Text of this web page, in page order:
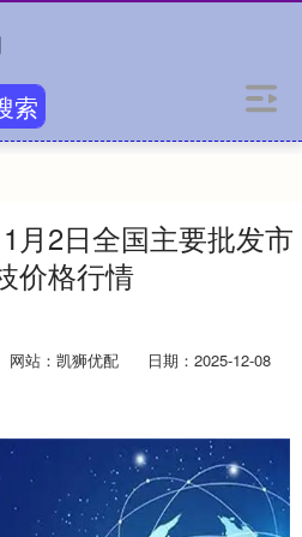
索
月2日全国主要批发市
价格行情
网站：凯狮优配
日期：2025-12-08